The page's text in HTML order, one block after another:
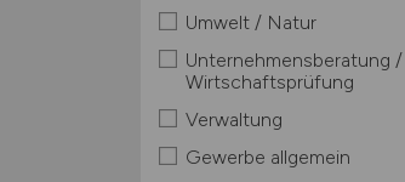
Umwelt / Natur
Unternehmensberatung /
Wirtschaftsprüfung
Verwaltung
Gewerbe allgemein